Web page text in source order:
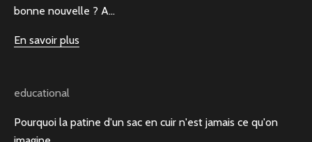
bonne nouvelle ? A...
En savoir plus
educational
Pourquoi la patine d'un sac en cuir n'est jamais ce qu'on